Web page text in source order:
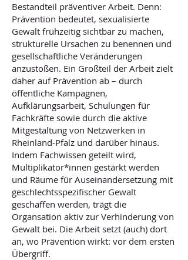
Bestandteil präventiver Arbeit. Denn:
Prävention bedeutet, sexualisierte
Gewalt frühzeitig sichtbar zu machen,
strukturelle Ursachen zu benennen und
gesellschaftliche Veränderungen
anzustoßen. Ein Großteil der Arbeit zielt
daher auf Prävention ab – durch
öffentliche Kampagnen,
Aufklärungsarbeit, Schulungen für
Fachkräfte sowie durch die aktive
Mitgestaltung von Netzwerken in
Rheinland-Pfalz und darüber hinaus.
Indem Fachwissen geteilt wird,
Multiplikator*innen gestärkt werden
und Räume für Auseinandersetzung mit
geschlechtsspezifischer Gewalt
geschaffen werden, trägt die
Organsation aktiv zur Verhinderung von
Gewalt bei. Die Arbeit setzt (auch) dort
an, wo Prävention wirkt: vor dem ersten
Übergriff.